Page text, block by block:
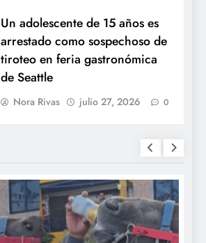
Un adolescente de 15 años es
arrestado como sospechoso de
tiroteo en feria gastronómica
de Seattle
Nora Rivas julio 27, 2026 0